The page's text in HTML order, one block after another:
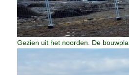
Gezien uit het noorden. De